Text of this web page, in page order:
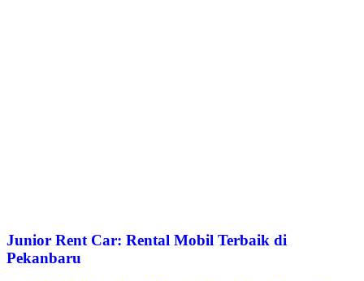
Junior Rent Car: Rental Mobil Terbaik di
Pekanbaru